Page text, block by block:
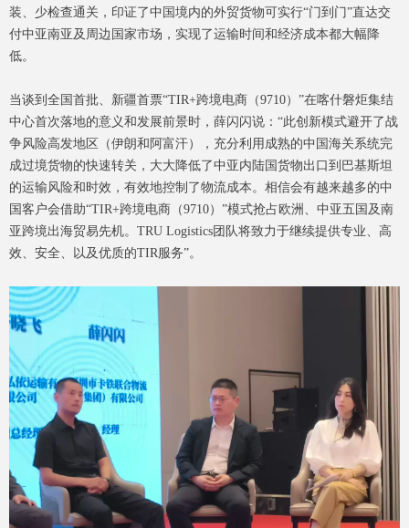
装、少检查通关，印证了中国境内的外贸货物可实行“门到门”直达交
付中亚南亚及周边国家市场，实现了运输时间和经济成本都大幅降
低。
当谈到全国首批、新疆首票“TIR+跨境电商（9710）”在喀什磐炬集结
中心首次落地的意义和发展前景时，薛闪闪说：“此创新模式避开了战
争风险高发地区（伊朗和阿富汗），充分利用成熟的中国海关系统完
成过境货物的快速转关，大大降低了中亚内陆国货物出口到巴基斯坦
的运输风险和时效，有效地控制了物流成本。相信会有越来越多的中
国客户会借助“TIR+跨境电商（9710）”模式抢占欧洲、中亚五国及南
亚跨境出海贸易先机。TRU Logistics团队将致力于继续提供专业、高
效、安全、以及优质的TIR服务”。